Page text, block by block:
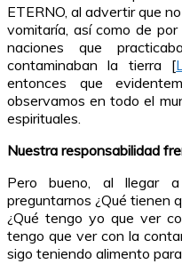
ETERNO, al advertir que
vomitaría, así como de
naciones que
contaminaban la tierra [
entonces que
observamos en todo el
espirituales.
Nuestra responsabilidad
Pero bueno, al llegar
preguntarnos ¿Qué tienen
¿Qué tengo yo que ver
tengo que ver con la
sigo teniendo alimento